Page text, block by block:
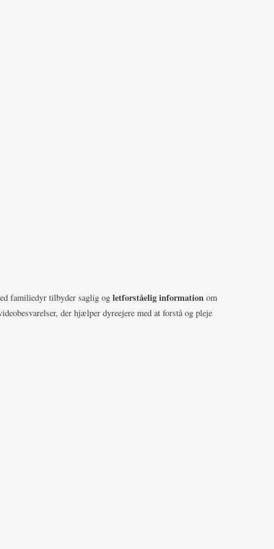
familiedyr tilbyder saglig og letforståelig information om
der hjælper dyreejere med at forstå og pleje